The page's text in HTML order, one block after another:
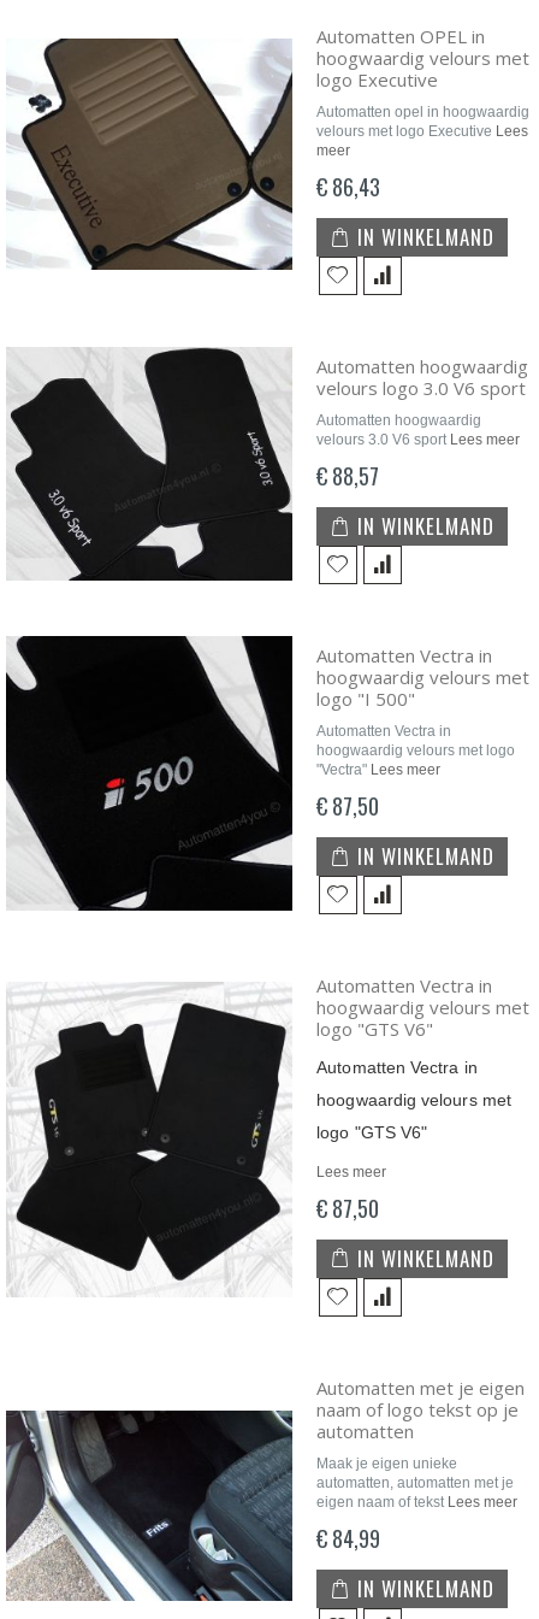
Automatten OPEL in
hoogwaardig velours met
logo Executive
Automatten opel in hoogwaardig
velours met logo Executive Lees
meer
€ 86,43
IN WINKELMAND
Automatten hoogwaardig
velours logo 3.0 V6 sport
Automatten hoogwaardig
velours 3.0 V6 sport Lees meer
€ 88,57
IN WINKELMAND
Automatten Vectra in
hoogwaardig velours met
logo "I 500"
Automatten Vectra in
hoogwaardig velours met logo
"Vectra" Lees meer
€ 87,50
IN WINKELMAND
Automatten Vectra in
hoogwaardig velours met
logo "GTS V6"
Automatten Vectra in
hoogwaardig velours met
logo "GTS V6"
Lees meer
€ 87,50
IN WINKELMAND
Automatten met je eigen
naam of logo tekst op je
automatten
Maak je eigen unieke
automatten, automatten met je
eigen naam of tekst Lees meer
€ 84,99
IN WINKELMAND